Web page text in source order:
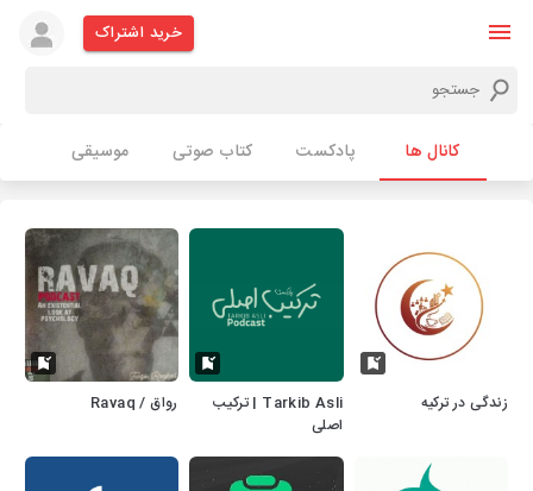
خرید اشتراک
کانال ها پادکست کتاب صوتی موسیقی
زندگی در ترکیه
Tarkib Asli | ترکیب
اصلی
رواق / Ravaq